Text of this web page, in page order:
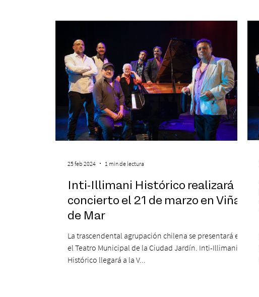
Inti-Illimani Histórico realizará
concierto el 21 de marzo en Viña
de Mar
La trascendental agrupación chilena se presentará en
el Teatro Municipal de la Ciudad Jardín. Inti-Illimani
Histórico llegará a la V...
25 feb 2024 1 min de lectura